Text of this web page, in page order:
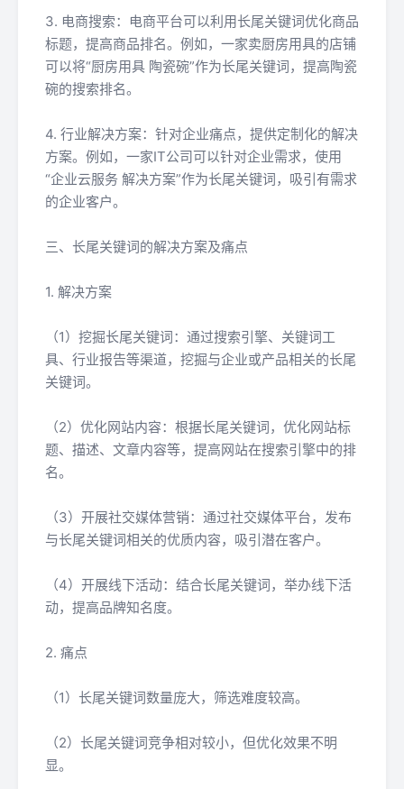
3. 电商搜索：电商平台可以利用长尾关键词优化商品
标题，提高商品排名。例如，一家卖厨房用具的店铺
可以将“厨房用具 陶瓷碗”作为长尾关键词，提高陶瓷
碗的搜索排名。
4. 行业解决方案：针对企业痛点，提供定制化的解决
方案。例如，一家IT公司可以针对企业需求，使用
“企业云服务 解决方案”作为长尾关键词，吸引有需求
的企业客户。
三、长尾关键词的解决方案及痛点
1. 解决方案
（1）挖掘长尾关键词：通过搜索引擎、关键词工
具、行业报告等渠道，挖掘与企业或产品相关的长尾
关键词。
（2）优化网站内容：根据长尾关键词，优化网站标
题、描述、文章内容等，提高网站在搜索引擎中的排
名。
（3）开展社交媒体营销：通过社交媒体平台，发布
与长尾关键词相关的优质内容，吸引潜在客户。
（4）开展线下活动：结合长尾关键词，举办线下活
动，提高品牌知名度。
2. 痛点
（1）长尾关键词数量庞大，筛选难度较高。
（2）长尾关键词竞争相对较小，但优化效果不明
显。